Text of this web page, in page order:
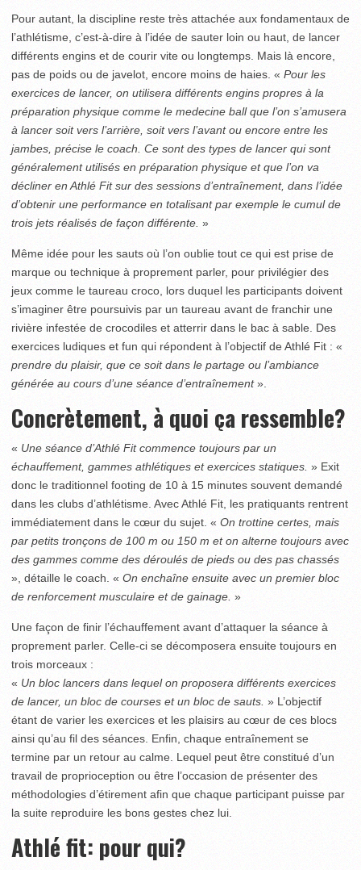
Pour autant, la discipline reste très attachée aux fondamentaux de
l’athlétisme, c’est-à-dire à l’idée de sauter loin ou haut, de lancer
différents engins et de courir vite ou longtemps. Mais là encore,
pas de poids ou de javelot, encore moins de haies. « Pour les
exercices de lancer, on utilisera différents engins propres à la
préparation physique comme le medecine ball que l’on s’amusera
à lancer soit vers l’arrière, soit vers l’avant ou encore entre les
jambes, précise le coach. Ce sont des types de lancer qui sont
généralement utilisés en préparation physique et que l’on va
décliner en Athlé Fit sur des sessions d’entraînement, dans l’idée
d’obtenir une performance en totalisant par exemple le cumul de
trois jets réalisés de façon différente. »
Même idée pour les sauts où l’on oublie tout ce qui est prise de
marque ou technique à proprement parler, pour privilégier des
jeux comme le taureau croco, lors duquel les participants doivent
s’imaginer être poursuivis par un taureau avant de franchir une
rivière infestée de crocodiles et atterrir dans le bac à sable. Des
exercices ludiques et fun qui répondent à l’objectif de Athlé Fit : «
prendre du plaisir, que ce soit dans le partage ou l’ambiance
générée au cours d’une séance d’entraînement».
Concrètement, à quoi ça ressemble?
« Une séance d’Athlé Fit commence toujours par un
échauffement, gammes athlétiques et exercices statiques. » Exit
donc le traditionnel footing de 10 à 15 minutes souvent demandé
dans les clubs d’athlétisme. Avec Athlé Fit, les pratiquants rentrent
immédiatement dans le cœur du sujet. « On trottine certes, mais
par petits tronçons de 100 m ou 150 m et on alterne toujours avec
des gammes comme des déroulés de pieds ou des pas chassés
», détaille le coach. « On enchaîne ensuite avec un premier bloc
de renforcement musculaire et de gainage. »
Une façon de finir l’échauffement avant d’attaquer la séance à
proprement parler. Celle-ci se décomposera ensuite toujours en
trois morceaux :
« Un bloc lancers dans lequel on proposera différents exercices
de lancer, un bloc de courses et un bloc de sauts. » L’objectif
étant de varier les exercices et les plaisirs au cœur de ces blocs
ainsi qu’au fil des séances. Enfin, chaque entraînement se
termine par un retour au calme. Lequel peut être constitué d’un
travail de proprioception ou être l’occasion de présenter des
méthodologies d’étirement afin que chaque participant puisse par
la suite reproduire les bons gestes chez lui.
Athlé fit: pour qui?